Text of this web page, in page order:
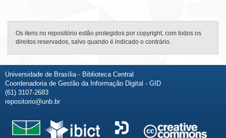
Os itens no repositório estão protegidos por copyright, com todos os
direitos reservados, salvo quando é indicado o contrário.
Universidade de Brasília - Biblioteca Central
Coordenadoria de Gestão da Informação Digital - GID
(61) 3107-2683
repositorio@unb.br